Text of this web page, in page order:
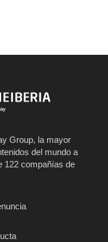
Group, la mayor
del mundo a
122 compañías de